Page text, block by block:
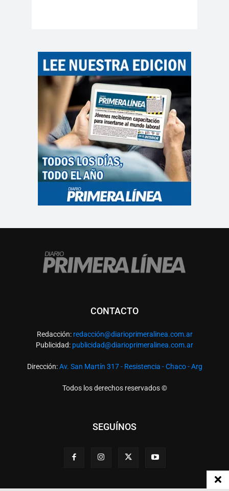
CONTACTO
Redacción: redacción@diarioprimeralinea.com.ar
Publicidad: publicidad@diarioprimeralinea.com.ar
Dirección:Av. San Martín 317 - Resistencia - Chaco - Arg
Todos los derechos reservados ©
SEGUÍNOS